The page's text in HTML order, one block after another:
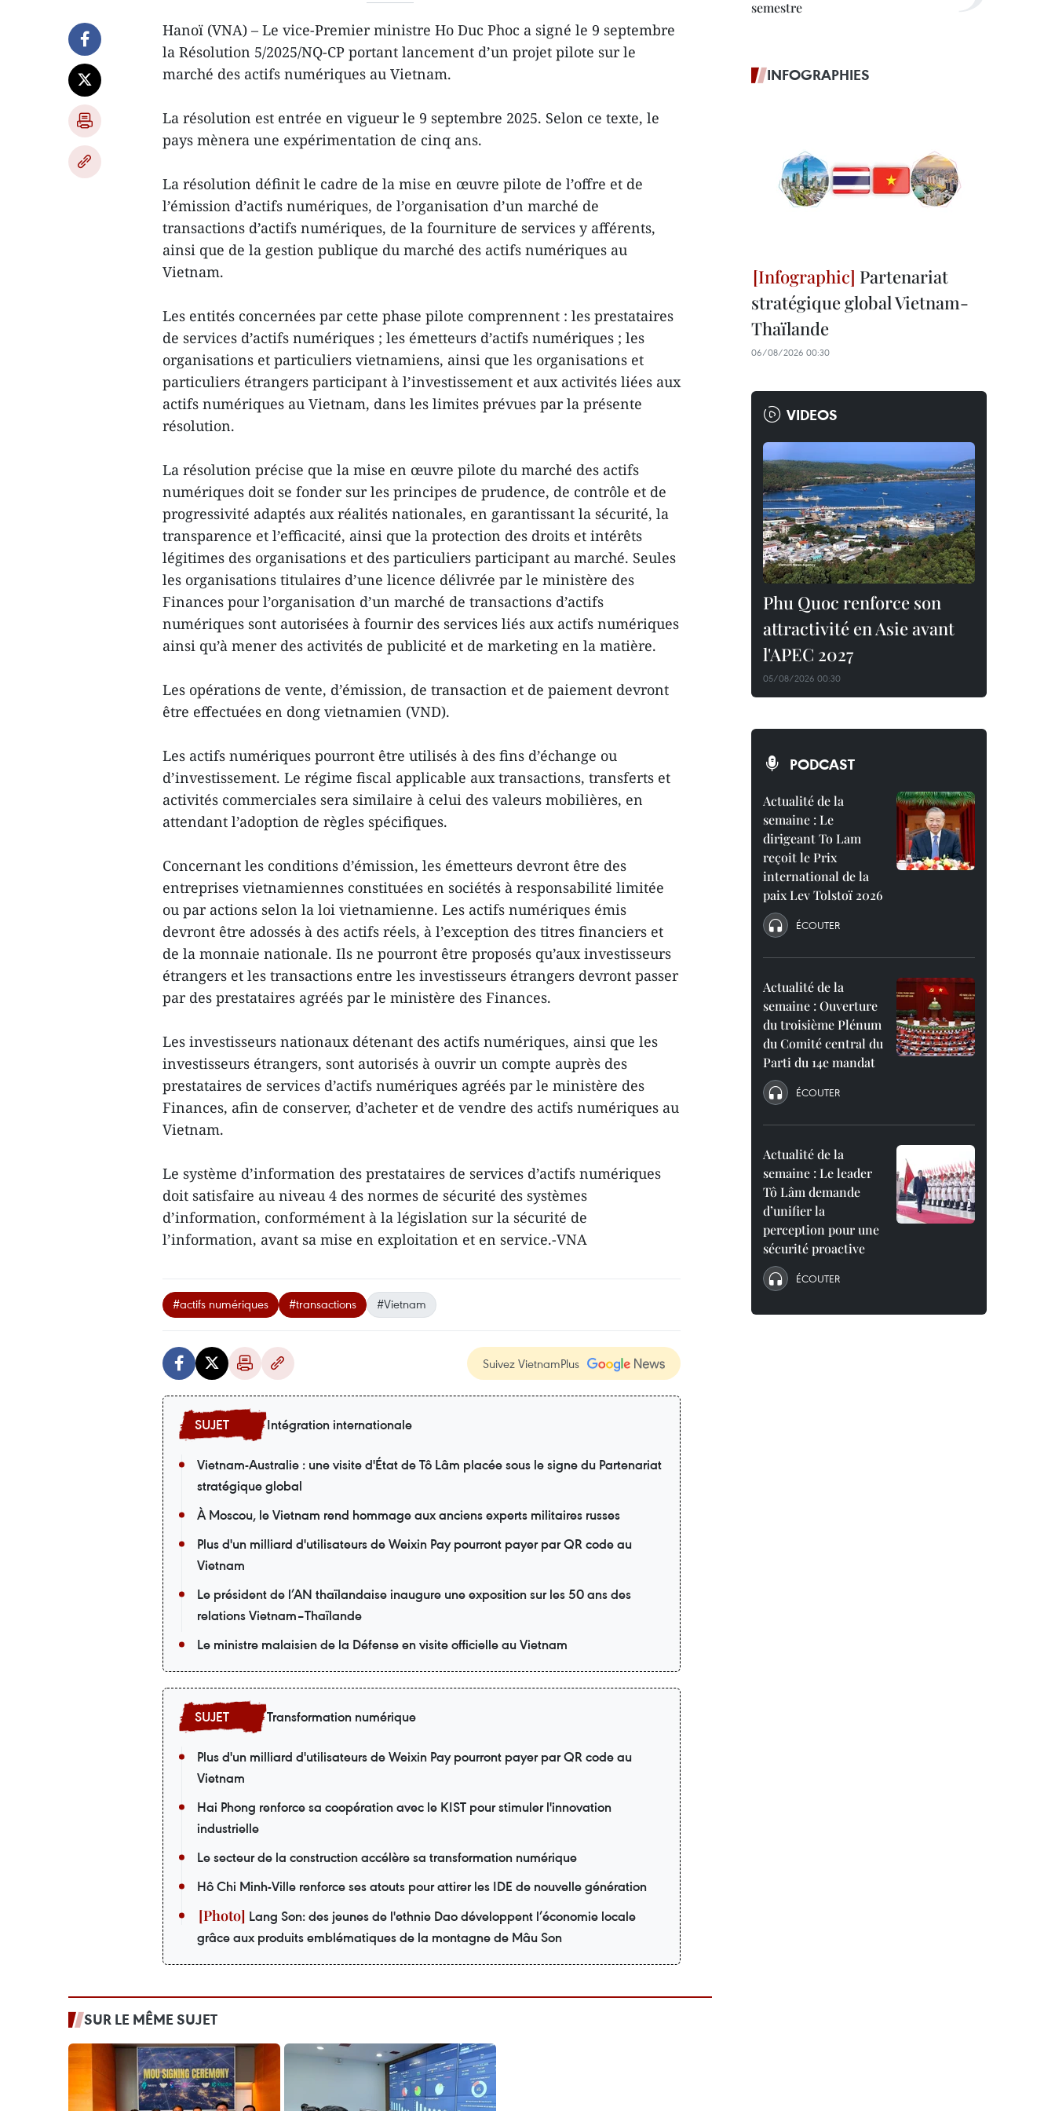
Hanoï (VNA) – Le vice-Premier ministre Ho Duc Phoc a signé le 9 septembre
la Résolution 5/2025/NQ-CP portant lancement d’un projet pilote sur le
marché des actifs numériques au Vietnam.
La résolution est entrée en vigueur le 9 septembre 2025. Selon ce texte, le
pays mènera une expérimentation de cinq ans.
La résolution définit le cadre de la mise en œuvre pilote de l’offre et de
l’émission d’actifs numériques, de l’organisation d’un marché de
transactions d’actifs numériques, de la fourniture de services y afférents,
ainsi que de la gestion publique du marché des actifs numériques au
Vietnam.
Les entités concernées par cette phase pilote comprennent : les prestataires
de services d’actifs numériques ; les émetteurs d’actifs numériques ; les
organisations et particuliers vietnamiens, ainsi que les organisations et
particuliers étrangers participant à l’investissement et aux activités liées aux
actifs numériques au Vietnam, dans les limites prévues par la présente
résolution.
La résolution précise que la mise en œuvre pilote du marché des actifs
numériques doit se fonder sur les principes de prudence, de contrôle et de
progressivité adaptés aux réalités nationales, en garantissant la sécurité, la
transparence et l’efficacité, ainsi que la protection des droits et intérêts
légitimes des organisations et des particuliers participant au marché. Seules
les organisations titulaires d’une licence délivrée par le ministère des
Finances pour l’organisation d’un marché de transactions d’actifs
numériques sont autorisées à fournir des services liés aux actifs numériques
ainsi qu’à mener des activités de publicité et de marketing en la matière.
Les opérations de vente, d’émission, de transaction et de paiement devront
être effectuées en dong vietnamien (VND).
Les actifs numériques pourront être utilisés à des fins d’échange ou
d’investissement. Le régime fiscal applicable aux transactions, transferts et
activités commerciales sera similaire à celui des valeurs mobilières, en
attendant l’adoption de règles spécifiques.
Concernant les conditions d’émission, les émetteurs devront être des
entreprises vietnamiennes constituées en sociétés à responsabilité limitée
ou par actions selon la loi vietnamienne. Les actifs numériques émis
devront être adossés à des actifs réels, à l’exception des titres financiers et
de la monnaie nationale. Ils ne pourront être proposés qu’aux investisseurs
étrangers et les transactions entre les investisseurs étrangers devront passer
par des prestataires agréés par le ministère des Finances.
Les investisseurs nationaux détenant des actifs numériques, ainsi que les
investisseurs étrangers, sont autorisés à ouvrir un compte auprès des
prestataires de services d’actifs numériques agréés par le ministère des
Finances, afin de conserver, d’acheter et de vendre des actifs numériques au
Vietnam.
Le système d’information des prestataires de services d’actifs numériques
doit satisfaire au niveau 4 des normes de sécurité des systèmes
d’information, conformément à la législation sur la sécurité de
l’information, avant sa mise en exploitation et en service.-VNA
#actifs numériques #transactions #Vietnam
Suivez VietnamPlus
Intégration internationale
Vietnam-Australie : une visite d'État de Tô Lâm placée sous le signe du Partenariat
stratégique global
À Moscou, le Vietnam rend hommage aux anciens experts militaires russes
Plus d'un milliard d'utilisateurs de Weixin Pay pourront payer par QR code au
Vietnam
Le président de l’AN thaïlandaise inaugure une exposition sur les 50 ans des
relations Vietnam–Thaïlande
Le ministre malaisien de la Défense en visite officielle au Vietnam
Transformation numérique
Plus d'un milliard d'utilisateurs de Weixin Pay pourront payer par QR code au
Vietnam
Hai Phong renforce sa coopération avec le KIST pour stimuler l'innovation
industrielle
Le secteur de la construction accélère sa transformation numérique
Hô Chi Minh-Ville renforce ses atouts pour attirer les IDE de nouvelle génération
Lang Son: des jeunes de l'ethnie Dao développent l’économie locale
grâce aux produits emblématiques de la montagne de Mâu Son
SUR LE MÊME SUJET
semestre
INFOGRAPHIES
Partenariat
stratégique global Vietnam-
Thaïlande
06/08/2026 00:30
VIDEOS
Phu Quoc renforce son
attractivité en Asie avant
l'APEC 2027
05/08/2026 00:30
PODCAST
Actualité de la
semaine : Le
dirigeant To Lam
reçoit le Prix
international de la
paix Lev Tolstoï 2026
ÉCOUTER
Actualité de la
semaine : Ouverture
du troisième Plénum
du Comité central du
Parti du 14e mandat
ÉCOUTER
Actualité de la
semaine : Le leader
Tô Lâm demande
d’unifier la
perception pour une
sécurité proactive
ÉCOUTER